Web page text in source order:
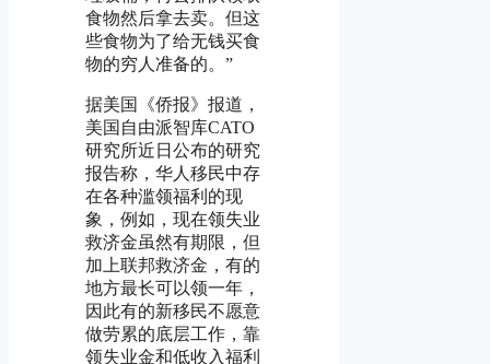
食物然后拿去卖。但这
些食物为了给无钱买食
物的穷人准备的。”
据美国《侨报》报道，
美国自由派智库CATO
研究所近日公布的研究
报告称，华人移民中存
在各种滥领福利的现
象，例如，现在领失业
救济金虽然有期限，但
加上联邦救济金，有的
地方最长可以领一年，
因此有的新移民不愿意
做劳累的底层工作，靠
领失业金和低收入福利